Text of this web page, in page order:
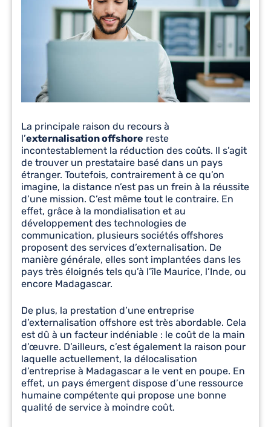
La principale raison du recours à
l’externalisation offshore reste
incontestablement la réduction des coûts. Il s’agit
de trouver un prestataire basé dans un pays
étranger. Toutefois, contrairement à ce qu’on
imagine, la distance n’est pas un frein à la réussite
d’une mission. C’est même tout le contraire. En
effet, grâce à la mondialisation et au
développement des technologies de
communication, plusieurs sociétés offshores
proposent des services d’externalisation. De
manière générale, elles sont implantées dans les
pays très éloignés tels qu’à l’île Maurice, l’Inde, ou
encore Madagascar.
De plus, la prestation d’une entreprise
d’externalisation offshore est très abordable. Cela
est dû à un facteur indéniable : le coût de la main
d’œuvre. D’ailleurs, c’est également la raison pour
laquelle actuellement, la délocalisation
d’entreprise à Madagascar a le vent en poupe. En
effet, un pays émergent dispose d’une ressource
humaine compétente qui propose une bonne
qualité de service à moindre coût.